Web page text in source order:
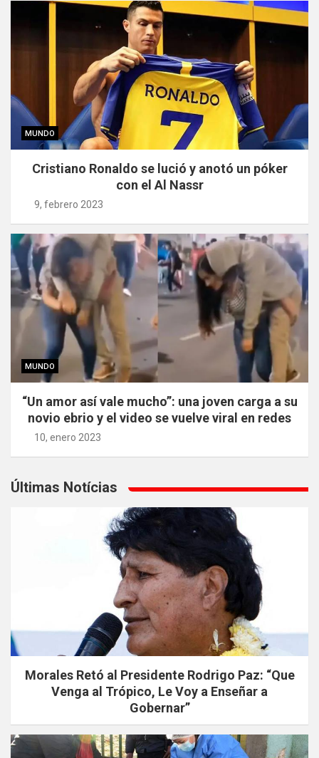
MUNDO
Cristiano Ronaldo se lució y anotó un póker
con el Al Nassr
9, febrero 2023
MUNDO
“Un amor así vale mucho”: una joven carga a su
novio ebrio y el video se vuelve viral en redes
10, enero 2023
Últimas Notícias
Morales Retó al Presidente Rodrigo Paz: “Que
Venga al Trópico, Le Voy a Enseñar a
Gobernar”